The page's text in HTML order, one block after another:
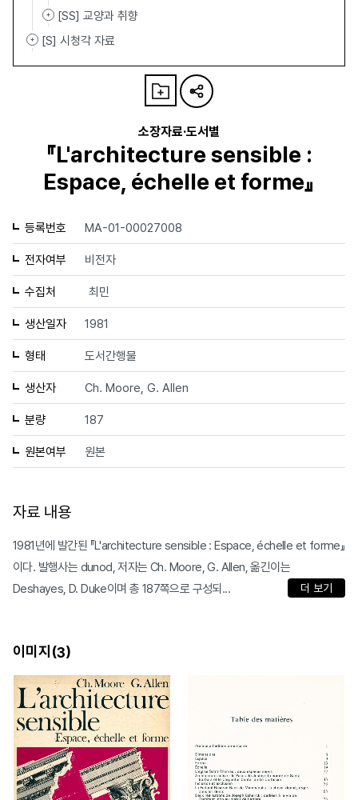
[SS] 교양과 취향
[S] 시청각 자료
소장자료·도서별
『L'architecture sensible :
Espace, échelle et forme』
등록번호 MA-01-00027008
전자여부 비전자
수집처 최민
생산일자 1981
형태 도서간행물
생산자 Ch. Moore, G. Allen
분량 187
원본여부 원본
자료 내용
1981년에 발간된 『L'architecture sensible : Espace, échelle et forme』
이다. 발행사는 dunod, 저자는 Ch. Moore, G. Allen, 옮긴이는
Deshayes, D. Duke이며 총 187쪽으로 구성되...
더 보기
이미지(3)